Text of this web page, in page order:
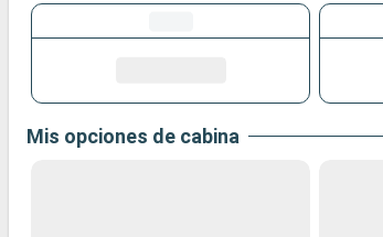
Mis opciones de cabina